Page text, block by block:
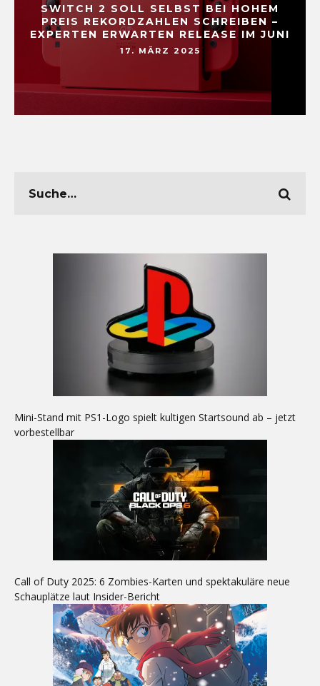
SWITCH 2 SOLL SELBST BEI HOHEM
PREIS REKORDZAHLEN SCHREIBEN –
EXPERTEN ERWARTEN RELEASE IM JUNI
17. MÄRZ 2025
Mini-Stand mit PS1-Logo spielt kultigen Startsound ab – jetzt
vorbestellbar
Call of Duty 2025: 6 Zombies-Karten und spektakuläre neue
Schauplätze laut Insider-Bericht